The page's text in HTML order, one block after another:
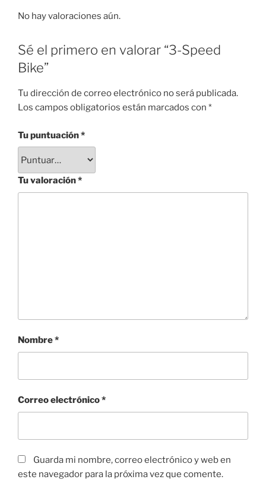
No hay valoraciones aún.
Sé el primero en valorar “3-Speed
Bike”
Tu dirección de correo electrónico no será publicada.
Los campos obligatorios están marcados con *
Tu puntuación*
Tu valoración*
Nombre*
Correo electrónico*
Guarda mi nombre, correo electrónico y web en
este navegador para la próxima vez que comente.